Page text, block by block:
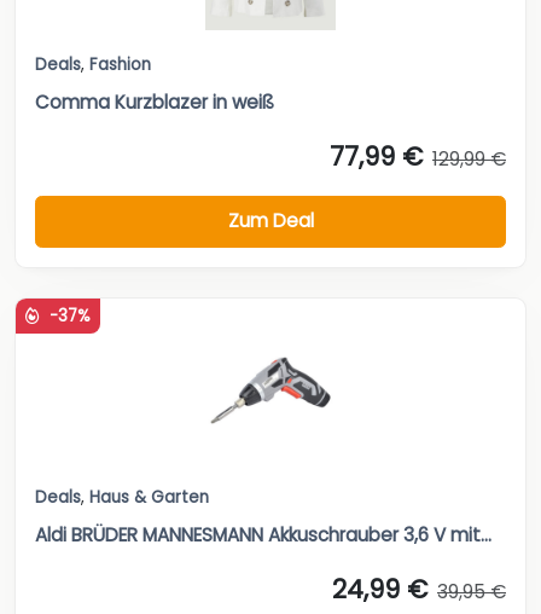
Deals, Fashion
Comma Kurzblazer in weiß
77,99 € 129,99 €
Zum Deal
-37%
Deals, Haus & Garten
Aldi BRÜDER MANNESMANN Akkuschrauber 3,6 V mit...
24,99 € 39,95 €